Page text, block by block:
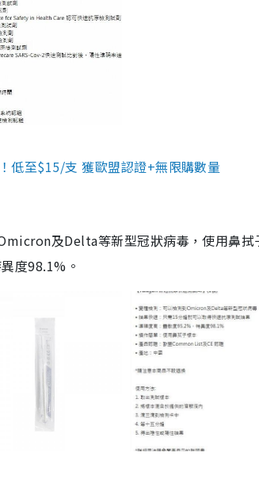
低至$15/支 獲歐盟認證+無限購數量
及Delta等新型冠狀病毒，使用鼻拭
度98.1%。